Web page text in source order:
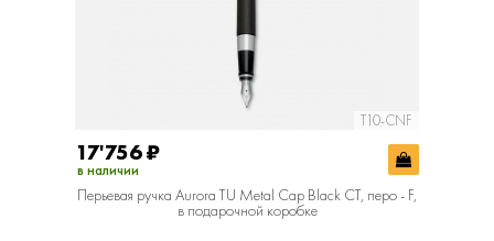
T10-CNF
17'756₽
в наличии
Перьевая ручка Aurora TU Metal Cap Black CT, перо - F,
в подарочной коробке